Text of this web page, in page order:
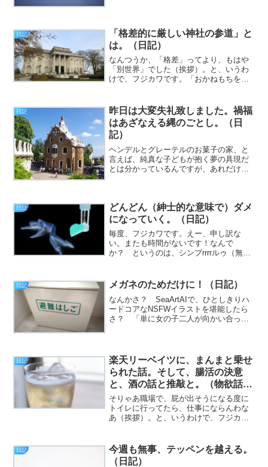
ポンを貰ったのですが、...
日記
「格差的に厳しい神社の参道」と
は。（日記）
なんつうか、「格差」ってより、もはや
「別世界」でした（挨拶）。と、いうわ
けで、フジカワです。「おかねもちをね
で、真っ直ぐ目を見て言ってやりたくな
った金曜日、皆様いかがお過...
日記
昨日は大変失礼致しました。禍福
はあざなえる縄のごとし。（日
記）
ヘンデルとグレーテルのお菓子の家、と
言えば、純真な子どもが抱く夢の具現だ
とは分かっているんですが、あれだけの
な事にならないと思うん...
日記
どんどん（紳士的な意味で）ダメ
になっていく。（日記）
毎度、フジカワです。えー、申し訳な
い。またも時間がないです！なんで
か？ というのは、シンプrrrrルゥ（無駄
にデータベースの拡充をやるつもりなの
ですが、いかに僕でも、「ど...
日記 メガネのためだけに！（日記）
なんかさ？ SeaArtAIで、ひとしきりハ
ードコアなNSFWイラストを堪能したら
さ？ 「単に女の子二人が向かい合って
地道なポイ活が実り...
日記
楽天リーベイツに、まんまと乗せ
られた話。そして、腸活の決意
と、酒の話と推敲と。（物欲話と
日記）
そりゃあ職場で、屁が出そうになる度に
トイレに行ってたら、仕事にならんわな
あ（挨拶）。と、いうわけで、フジカワ
ものと比べて（体重の吸収加減という側
面で）しっかりして...
日記
今週も無事、テッペンを越える。
（日記）